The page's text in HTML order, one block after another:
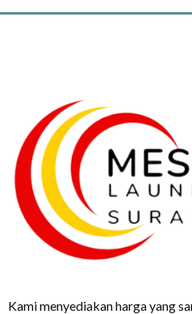
Kami menyediakan harga yang